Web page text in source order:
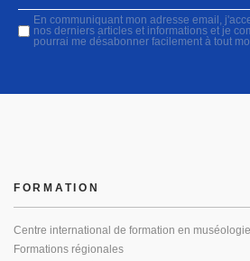
En communiquant mon adresse email,
nos derniers articles et informations et je
pourrai me désabonner facilement à tout
FORMATION
Centre international de formation en
Formations régionales